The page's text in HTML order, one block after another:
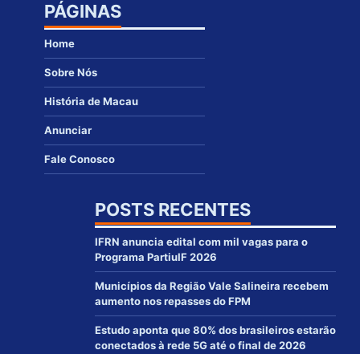
PÁGINAS
Home
Sobre Nós
História de Macau
Anunciar
Fale Conosco
POSTS RECENTES
IFRN anuncia edital com mil vagas para o
Programa PartiuIF 2026
Municípios da Região Vale Salineira recebem
aumento nos repasses do FPM
Estudo aponta que 80% dos brasileiros estarão
conectados à rede 5G até o final de 2026